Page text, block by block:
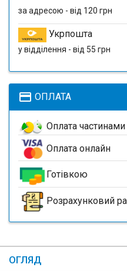
за адресою - від 120 грн
Укрпошта
у відділення - від 55 грн
payment ОПЛАТА
Оплата частинами
Оплата онлайн
Готівкою
Розрахунковий
ОГЛЯД